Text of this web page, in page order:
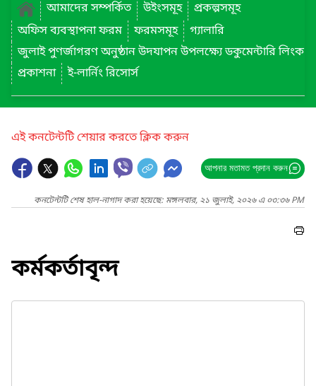
আমাদের সম্পর্কিত
উইংসমূহ
প্রকল্পসমূহ
অফিস ব্যবস্থাপনা ফরম
ফরমসমূহ
গ্যালারি
জুলাই পুণর্জাগরণ অনুষ্ঠান উদযাপন উপলক্ষ্যে ডকুমেন্টারি লিংক
প্রকাশনা
ই-লার্নিং রিসোর্স
এই কনটেন্টটি শেয়ার করতে ক্লিক করুন
আপনার মতামত প্রদান করুন
কনটেন্টটি শেষ হাল-নাগাদ করা হয়েছে: মঙ্গলবার, ২১ জুলাই, ২০২৬ এ ০৩:৩৬ PM
কর্মকর্তাবৃন্দ